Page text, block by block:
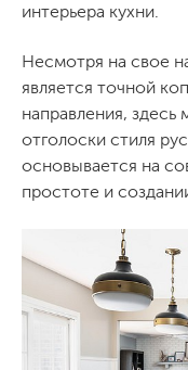
интерьера кухни.
Несмотря на свое
является точной
направления,
отголоски стиля
основывается на
простоте и